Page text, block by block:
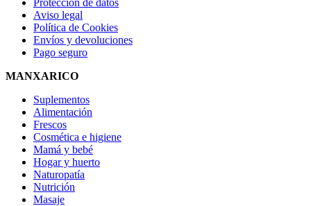
Protección de datos
Aviso legal
Política de Cookies
Envíos y devoluciones
Pago seguro
MANXARICO
Suplementos
Alimentación
Frescos
Cosmética e higiene
Mamá y bebé
Hogar y huerto
Naturopatía
Nutrición
Masaje